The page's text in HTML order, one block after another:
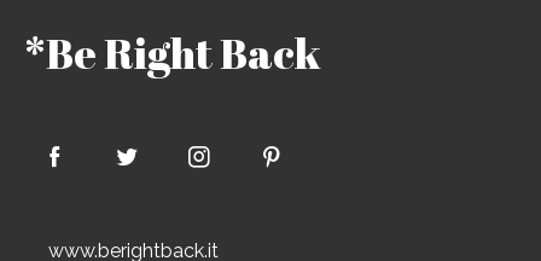
*Be Right Back
www.berightback.it